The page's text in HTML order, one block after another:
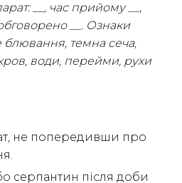
__, час прийому __,
__. Ознаки
темна сеча,
кров, води, перейми, рухи
не попередивши про
серпантин після доби